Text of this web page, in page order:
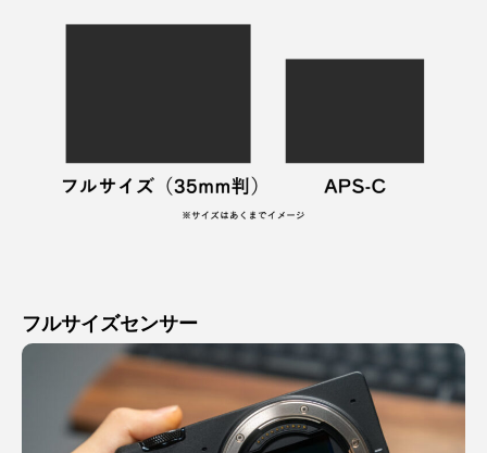
フルサイズセンサー